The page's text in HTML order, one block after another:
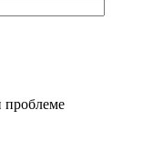
проблеме